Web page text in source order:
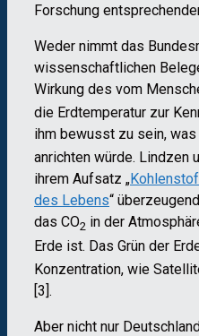
Forschung
Weder nimmt das
wissenschaftlichen
Wirkung des vom
die Erdtemperatur zur
ihm bewusst zu sein,
anrichten würde. Lindzen
ihrem Aufsatz „
des Lebens“
das CO2 in der
Erde ist. Das Grün der
Konzentration, wie
[3].
Aber nicht nur